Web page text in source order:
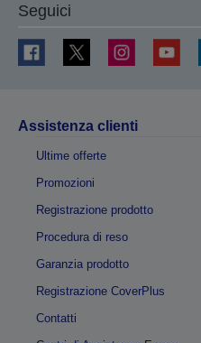
Seguici
Assistenza clienti
Ultime offerte
Promozioni
Registrazione prodotto
Procedura di reso
Garanzia prodotto
Registrazione CoverPlus
Contatti